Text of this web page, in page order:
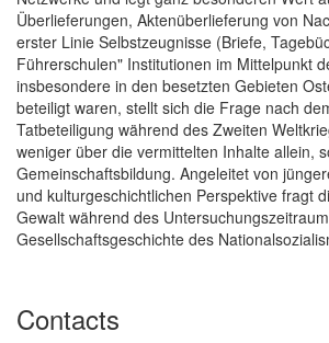
Überlieferungen, Aktenüberlieferung von
erster Linie Selbstzeugnisse (Briefe,
Führerschulen" Institutionen im Mittelpunkt
insbesondere in den besetzten Gebieten
beteiligt waren, stellt sich die Frage nach
Tatbeteiligung während des Zweiten
weniger über die vermittelten Inhalte allein,
Gemeinschaftsbildung. Angeleitet von
und kulturgeschichtlichen Perspektive fragt
Gewalt während des
Gesellschaftsgeschichte des
Contacts